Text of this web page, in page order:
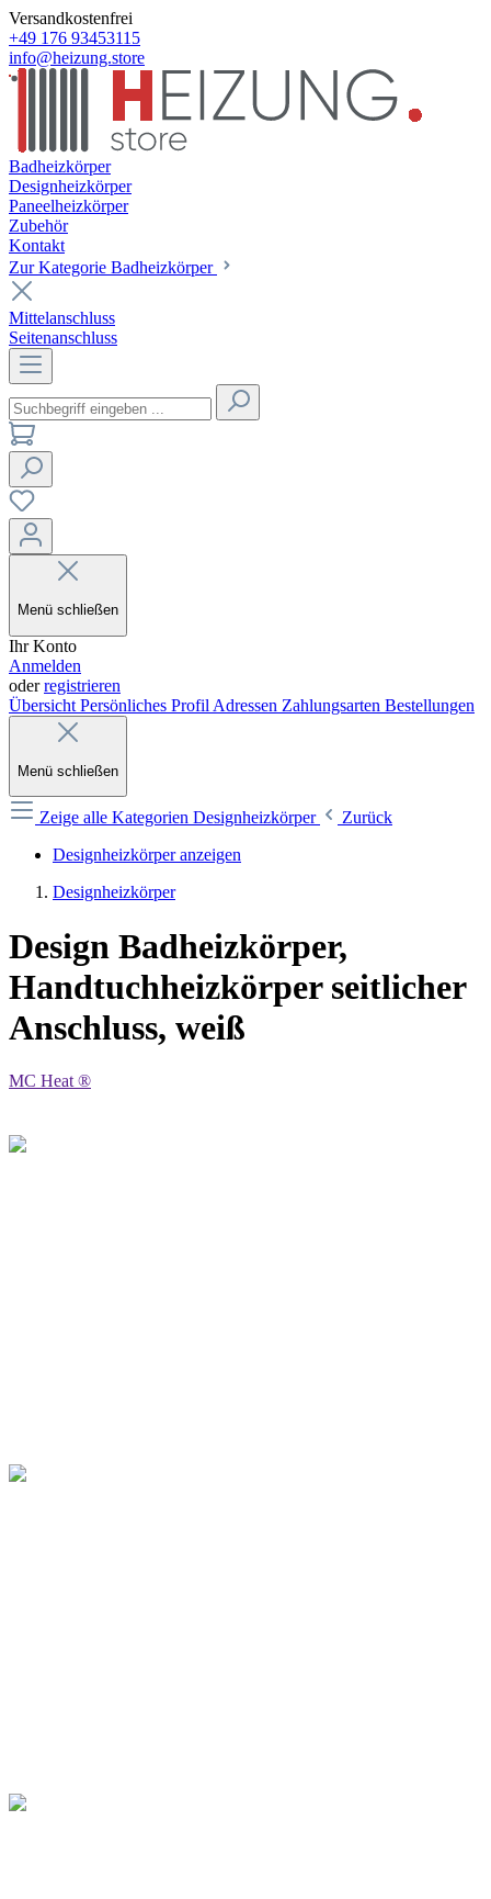
Versandkostenfrei
+49 176 93453115
info@heizung.store
Badheizkörper
Designheizkörper
Paneelheizkörper
Zubehör
Kontakt
Zur Kategorie Badheizkörper
Mittelanschluss
Seitenanschluss
Menü schließen
Ihr Konto
Anmelden
oderregistrieren
Übersicht Persönliches Profil Adressen Zahlungsarten Bestellungen
Menü schließen
Zeige alle Kategorien Designheizkörper
Zurück
Designheizkörper anzeigen
Designheizkörper
Design Badheizkörper,
Handtuchheizkörper seitlicher
Anschluss, weiß
MC Heat ®